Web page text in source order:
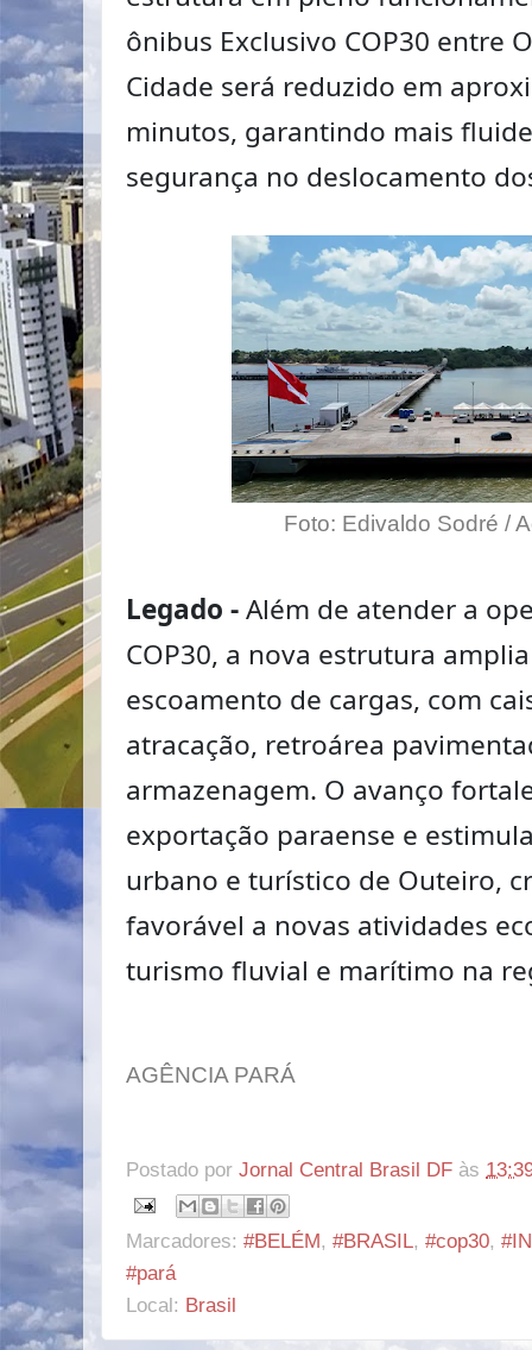
ônibus Exclusivo COP30 entre
Cidade será reduzido em
minutos, garantindo mais
segurança no deslocamento
Foto: Edivaldo Sodré /
Legado -Além de atender a
COP30, a nova estrutura
escoamento de cargas, com
atracação, retroárea
armazenagem. O avanço
exportação paraense e
urbano e turístico de Outeiro,
favorável a novas atividades
turismo fluvial e marítimo na
AGÊNCIA PARÁ
Postado por Jornal Central Brasil DF às
Marcadores: #BELÉM, #BRASIL, #cop30,
#pará
Local: Brasil